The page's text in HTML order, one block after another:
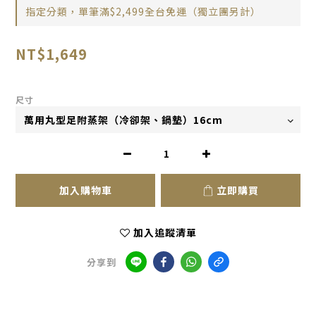
指定分類，單筆滿$2,499全台免運（獨立團另計）
NT$1,649
尺寸
加入購物車 立即購買
加入追蹤清單
分享到